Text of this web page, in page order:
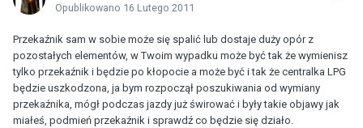
Opublikowano 16 Lutego 2011
Przekaźnik sam w sobie może się spalić lub dostaje duży opór z
pozostałych elementów, w Twoim wypadku może być tak że wymienisz
tylko przekaźnik i będzie po kłopocie a może być i tak że centralka LPG
będzie uszkodzona, ja bym rozpoczął poszukiwania od wymiany
przekaźnika, mógł podczas jazdy już świrować i były takie objawy jak
miałeś, podmień przekaźnik i sprawdź co będzie się działo.